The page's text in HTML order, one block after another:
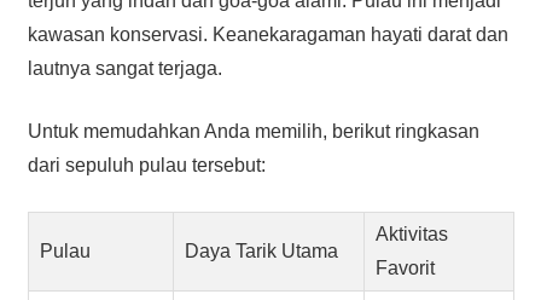
kawasan konservasi. Keanekaragaman hayati darat dan
lautnya sangat terjaga.
Untuk memudahkan Anda memilih, berikut ringkasan
dari sepuluh pulau tersebut:
Pulau Daya Tarik Utama
Aktivitas
Favorit